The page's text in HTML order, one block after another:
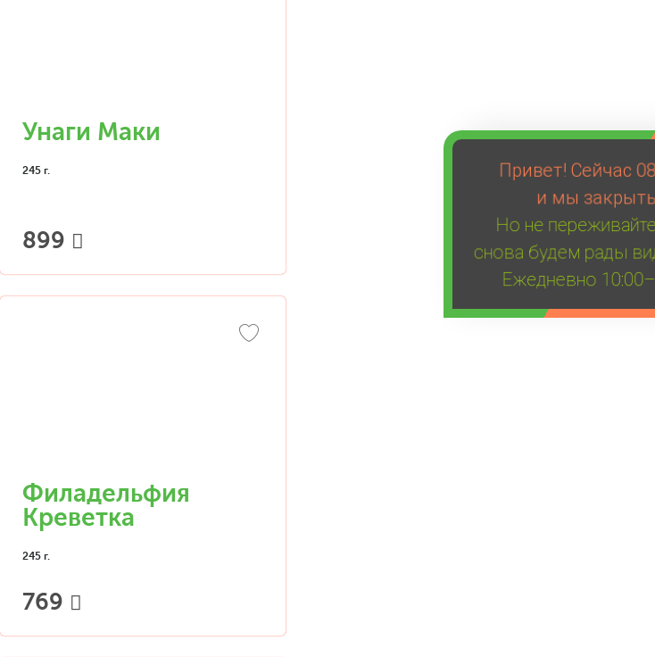
Привет! Сейчас
и мы
Но не
снова будем рады
Ежедневно
Унаги Маки
245 г.
899
Филадельфия
Креветка
245 г.
769